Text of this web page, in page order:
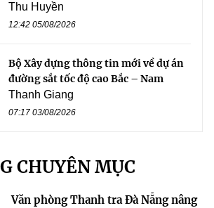
Thu Huyền
12:42 05/08/2026
Bộ Xây dựng thông tin mới về dự án
đường sắt tốc độ cao Bắc – Nam
Thanh Giang
07:17 03/08/2026
CHUYÊN MỤC
Văn phòng Thanh tra Đà Nẵng nâng